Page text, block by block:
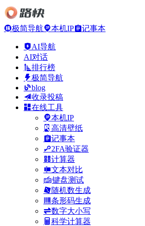
极简导航 本机IP 记事本
AI导航
AI对话
排行榜
极简导航
blog
收录投稿
在线工具
本机IP
高清壁纸
记事本
2FA验证器
计算器
文本对比
键盘测试
随机数生成
条形码生成
数字大小写
科学计算器